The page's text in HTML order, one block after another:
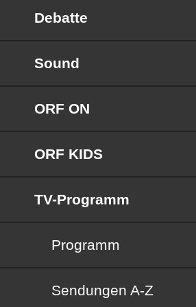
Debatte
Sound
ORF ON
ORF KIDS
TV-Programm
Programm
Sendungen von A bis Z
Sendungen A-Z